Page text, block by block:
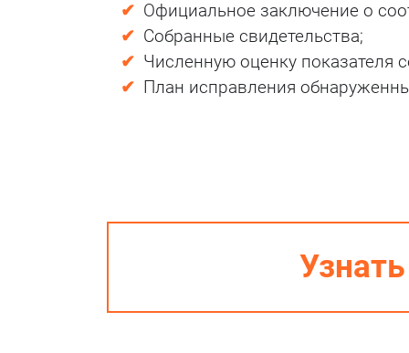
Официальное заключение о
Собранные свидетельства;
Численную оценку показателя
План исправления